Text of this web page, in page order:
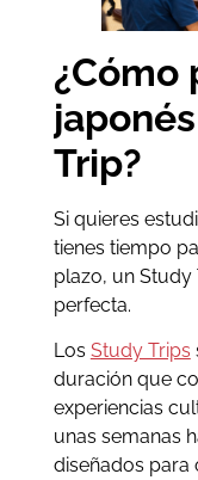
¿Cómo
Trip?
Si quieres
tienes tiempo
plazo, un
perfecta.
Los Study Trips
duración que
experiencias
unas semanas
diseñados para